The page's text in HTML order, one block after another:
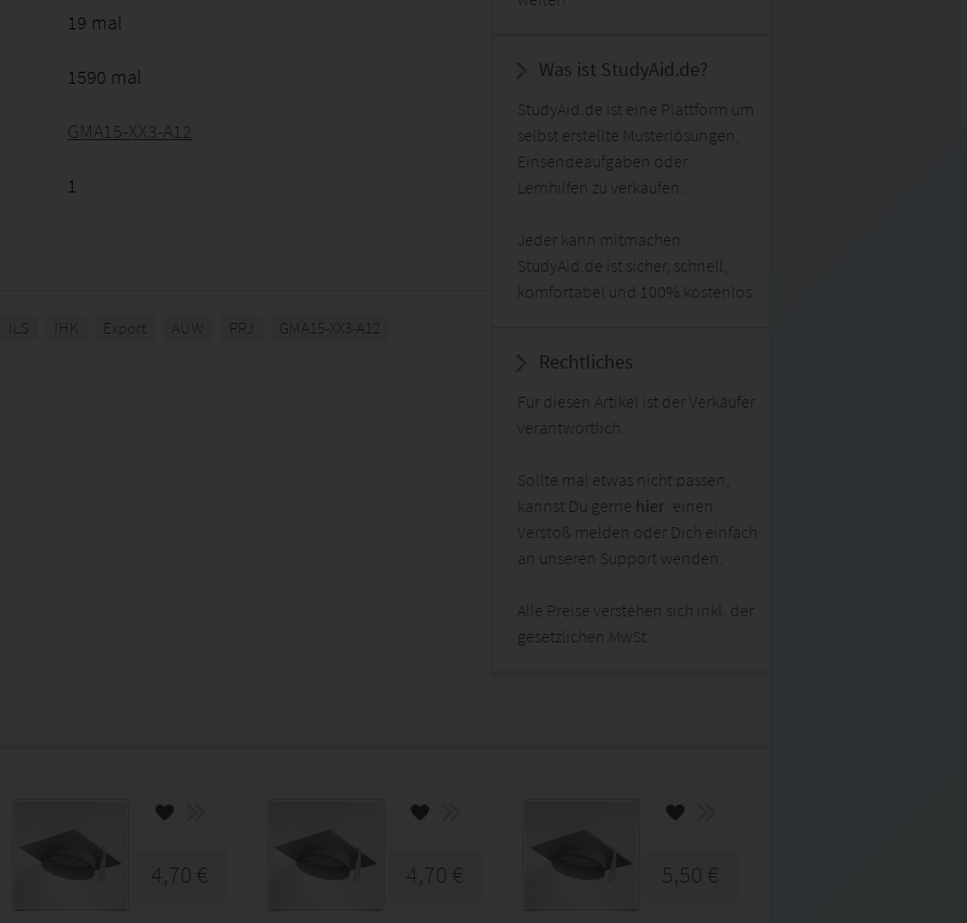
19 mal
1590 mal
GMA15-XX3-A12
1
ILS IHK Export AUW PRJ GMA15-XX3-A12
Was ist StudyAid.de?
StudyAid.de ist eine Plattform um
selbst erstellte Musterlösungen,
Einsendeaufgaben oder
Lernhilfen zu verkaufen.
Jeder kann mitmachen.
StudyAid.de ist sicher, schnell,
komfortabel und 100% kostenlos.
Rechtliches
Für diesen Artikel ist der Verkäufer
verantwortlich.
Sollte mal etwas nicht passen,
kannst Du gerne hier einen
Verstoß melden oder Dich einfach
an unseren Support wenden.
Alle Preise verstehen sich inkl. der
gesetzlichen MwSt.
4,70 € 4,70 € 5,50 €